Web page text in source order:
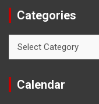
Categories
Calendar